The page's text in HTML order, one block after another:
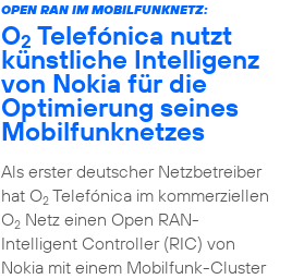
OPEN RAN IM MOBILFUNKNETZ:
O2 Telefónica nutzt
künstliche Intelligenz
von Nokia für die
Optimierung seines
Mobilfunknetzes
Als erster deutscher Netzbetreiber
hat O2Telefónica im kommerziellen
O2Netz einen Open RAN-
Intelligent Controller (RIC) von
Nokia mit einem Mobilfunk-Cluster